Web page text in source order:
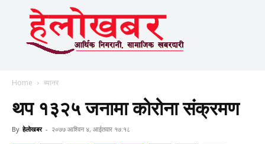
Home ब्यानर
थप १३२५ जनामा कोरोना संक्रमण
By हेलाेखबर - २०७७ आश्विन ४, आईतवार १७:१८